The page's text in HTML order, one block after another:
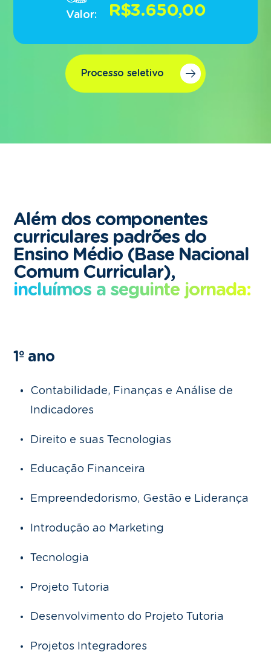
Processo seletivo
Valor: R$3.650,00
Além dos componentes
curriculares padrões do
Ensino Médio(Base Nacional
Comum Curricular),
incluímos a seguinte jornada:
1º ano
Contabilidade, Finanças e Análise de
Indicadores
Direito e suas Tecnologias
Educação Financeira
Empreendedorismo, Gestão e Liderança
Introdução ao Marketing
Tecnologia
Projeto Tutoria
Desenvolvimento do Projeto Tutoria
Projetos Integradores